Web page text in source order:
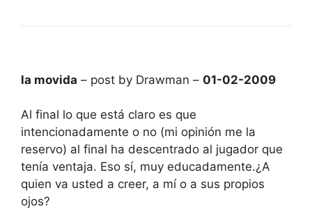
la movida – post by Drawman – 01-02-2009
Al final lo que está claro es que
intencionadamente o no (mi opinión me la
reservo) al final ha descentrado al jugador que
tenía ventaja. Eso sí, muy educadamente.¿A
quien va usted a creer, a mí o a sus propios
ojos?